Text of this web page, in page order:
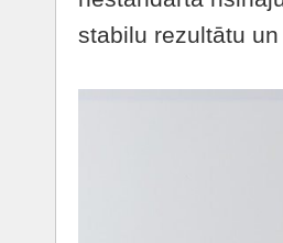
stabilu rezultātu